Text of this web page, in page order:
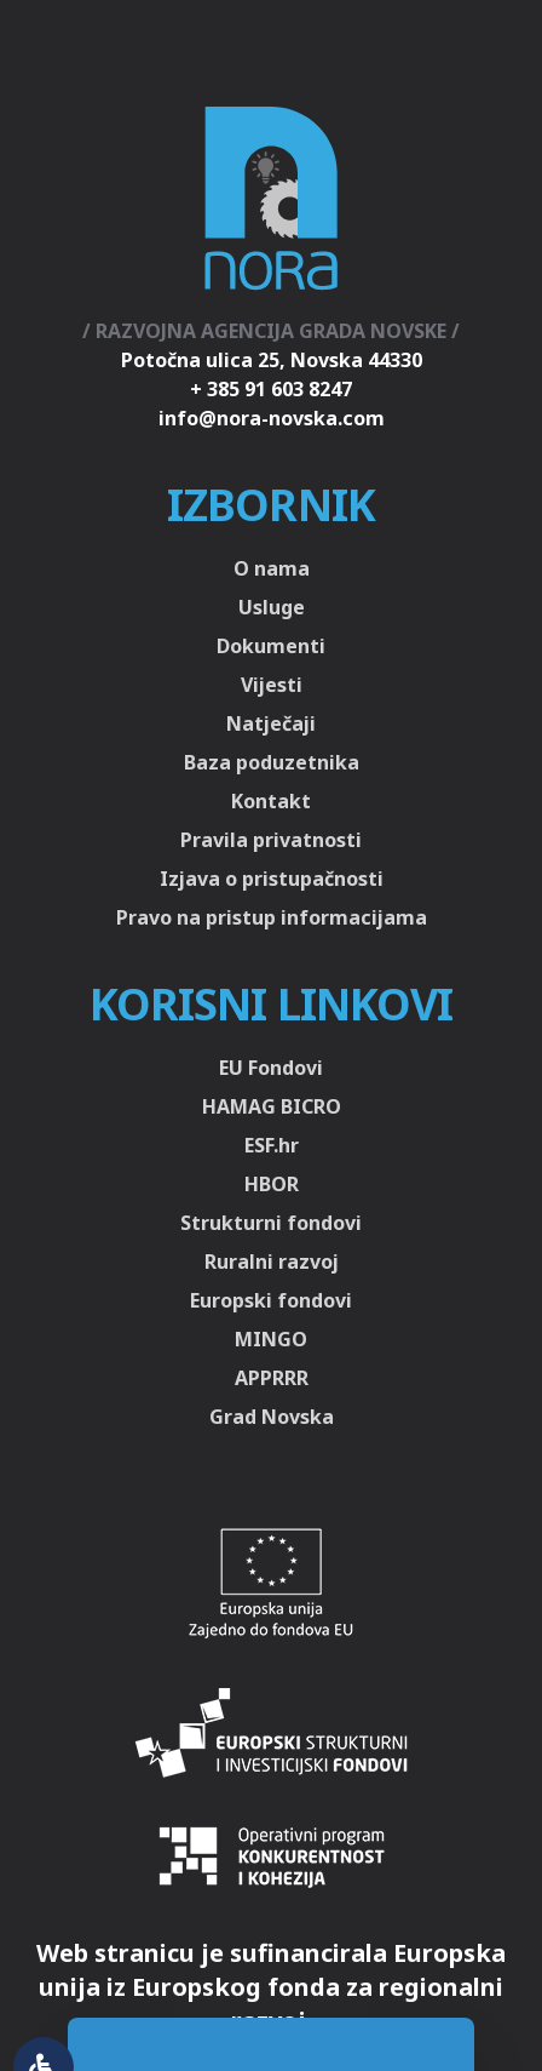
/ RAZVOJNA AGENCIJA GRADA NOVSKE /
Potočna ulica 25, Novska 44330
+ 385 91 603 8247
IZBORNIK
O nama
Usluge
Dokumenti
Vijesti
Natječaji
Baza poduzetnika
Kontakt
Pravila privatnosti
Izjava o pristupačnosti
Pravo na pristup informacijama
KORISNI LINKOVI
EU Fondovi
HAMAG BICRO
ESF.hr
HBOR
Strukturni fondovi
Ruralni razvoj
Europski fondovi
MINGO
APPRRR
Grad Novska
Web stranicu je sufinancirala Europska
unija iz Europskog fonda za regionalni
razvoj.